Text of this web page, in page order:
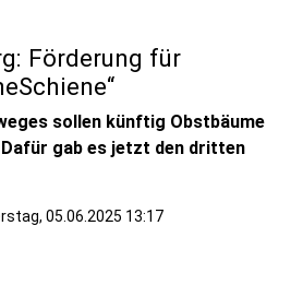
Förderung für
sollen künftig Obstbäume
gab es jetzt den dritten
05.06.2025 13:17